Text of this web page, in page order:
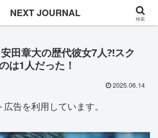
Once in a while
田章大の歴代彼女7人⁈スク
は1人だった！
2025.06.14
告を利用しています。
NEXT JOURNAL 検索